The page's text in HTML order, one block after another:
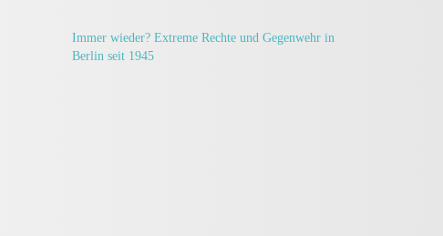
Immer wieder? Extreme Rechte und Gegenwehr in
Berlin seit 1945